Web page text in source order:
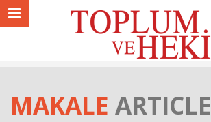
MAKALE ARTICLE